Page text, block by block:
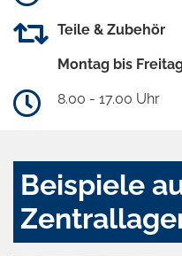
Teile & Zubehör
Montag bis
8.00 - 17.00 Uhr
Beispiele